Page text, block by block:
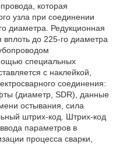
которая
узла при соединении
диаметра. Редукционная
до 225-го диаметра
специальных
с наклейкой,
соединения:
(диаметр, SDR), данные
остывания, сила
штрих-код. Штрих-код
параметров в
процесса сварки,